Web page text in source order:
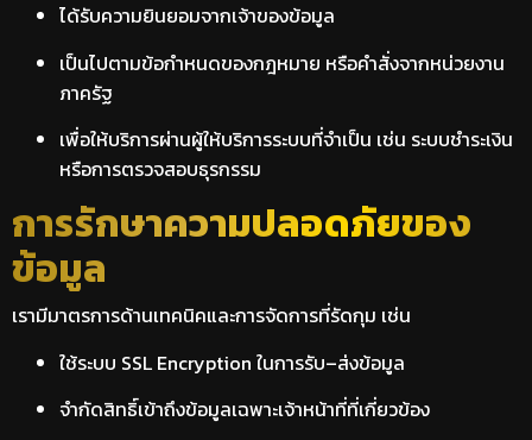
ได้รับความยินยอมจากเจ้าของข้อมูล
เป็นไปตามข้อกำหนดของกฎหมาย หรือคำสั่งจากหน่วยงาน
ภาครัฐ
เพื่อให้บริการผ่านผู้ให้บริการระบบที่จำเป็น เช่น ระบบชำระเงิน
หรือการตรวจสอบธุรกรรม
การรักษาความปลอดภัยของ
ข้อมูล
เรามีมาตรการด้านเทคนิคและการจัดการที่รัดกุม เช่น
ใช้ระบบ SSL Encryption ในการรับ–ส่งข้อมูล
จำกัดสิทธิ์เข้าถึงข้อมูลเฉพาะเจ้าหน้าที่ที่เกี่ยวข้อง